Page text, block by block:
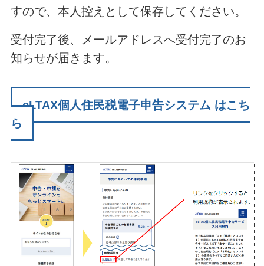
すので、本人控えとして保存してください。
受付完了後、メールアドレスへ受付完了のお
知らせが届きます。
eLTAX個人住民税電子申告システム はこち
ら